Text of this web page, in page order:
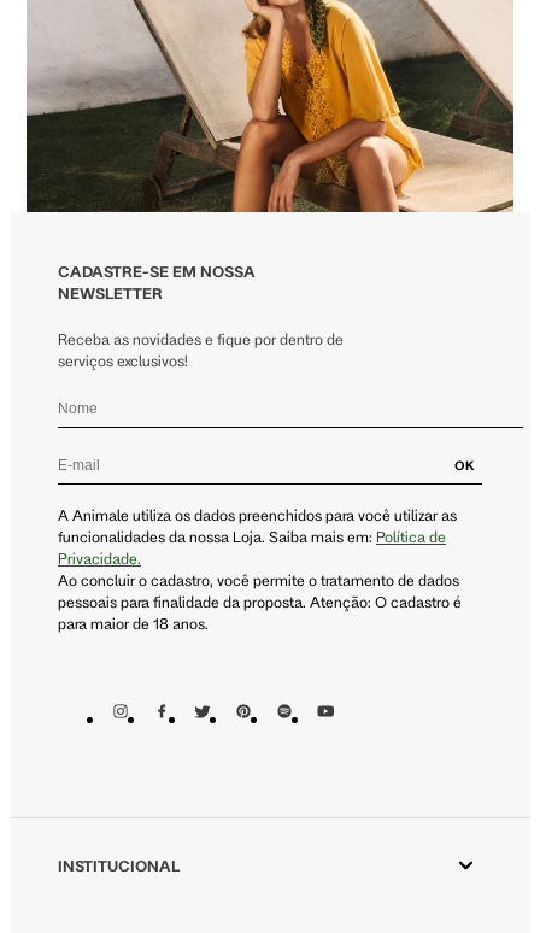
Ao fornecer informações sensíveis online, certifique-se de estar
em uma conexão segura. Evite redes Wi-Fi públicas e opte por
usar uma conexão privada e protegida por senha.
CADASTRE-SE EM NOSSA
NEWSLETTER
Receba as novidades e fique por dentro de
serviços exclusivos!
OK
A Animale utiliza os dados preenchidos para você utilizar as
funcionalidades da nossa Loja. Saiba mais em: Política de
Privacidade.
Ao concluir o cadastro, você permite o tratamento de dados
pessoais para finalidade da proposta. Atenção: O cadastro é
para maior de 18 anos.
INSTITUCIONAL